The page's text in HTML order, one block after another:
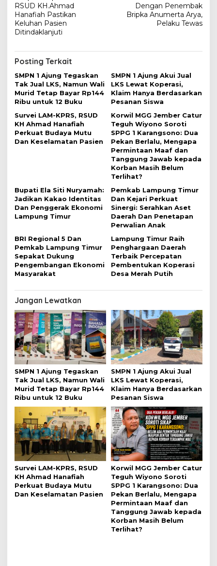
a
v
i
a
s
i
p
o
s
RSUD KH.Ahmad
Hanafiah Pastikan
Keluhan Pasien
Ditindaklanjuti
Dengan Penembak
Bripka Anumerta Arya,
Pelaku Tewas
Posting Terkait
SMPN 1 Ajung Tegaskan
Tak Jual LKS, Namun Wali
Murid Tetap Bayar Rp144
Ribu untuk 12 Buku
SMPN 1 Ajung Akui Jual
LKS Lewat Koperasi,
Klaim Hanya Berdasarkan
Pesanan Siswa
Survei LAM-KPRS, RSUD
KH Ahmad Hanafiah
Perkuat Budaya Mutu
Dan Keselamatan Pasien
Korwil MGG Jember Catur
Teguh Wiyono Soroti
SPPG 1 Karangsono: Dua
Pekan Berlalu, Mengapa
Permintaan Maaf dan
Tanggung Jawab kepada
Korban Masih Belum
Terlihat?
Bupati Ela Siti Nuryamah:
Jadikan Kakao Identitas
Dan Penggerak Ekonomi
Lampung Timur
Pemkab Lampung Timur
Dan Kejari Perkuat
Sinergi: Serahkan Aset
Daerah Dan Penetapan
Perwalian Anak
BRI Regional 5 Dan
Pemkab Lampung Timur
Sepakat Dukung
Pengembangan Ekonomi
Masyarakat
Lampung Timur Raih
Penghargaan Daerah
Terbaik Percepatan
Pembentukan Koperasi
Desa Merah Putih
Jangan Lewatkan
SMPN 1 Ajung Tegaskan
Tak Jual LKS, Namun Wali
Murid Tetap Bayar Rp144
Ribu untuk 12 Buku
SMPN 1 Ajung Akui Jual
LKS Lewat Koperasi,
Klaim Hanya Berdasarkan
Pesanan Siswa
Survei LAM-KPRS, RSUD
KH Ahmad Hanafiah
Perkuat Budaya Mutu
Dan Keselamatan Pasien
Korwil MGG Jember Catur
Teguh Wiyono Soroti
SPPG 1 Karangsono: Dua
Pekan Berlalu, Mengapa
Permintaan Maaf dan
Tanggung Jawab kepada
Korban Masih Belum
Terlihat?